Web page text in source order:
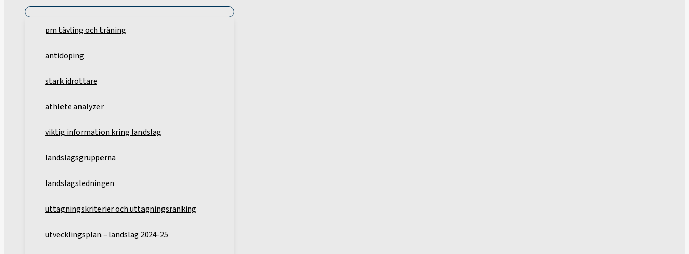
pm tävling och träning
antidoping
stark idrottare
athlete analyzer
viktig information kring landslag
landslagsgrupperna
landslagsledningen
uttagningskriterier och uttagningsranking
utvecklingsplan – landslag 2024-25